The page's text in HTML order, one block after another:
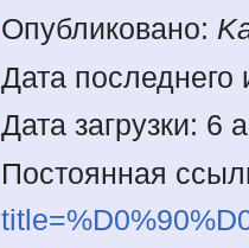
Опубликовано:
Дата
Дата загрузки: 6
Постоянная